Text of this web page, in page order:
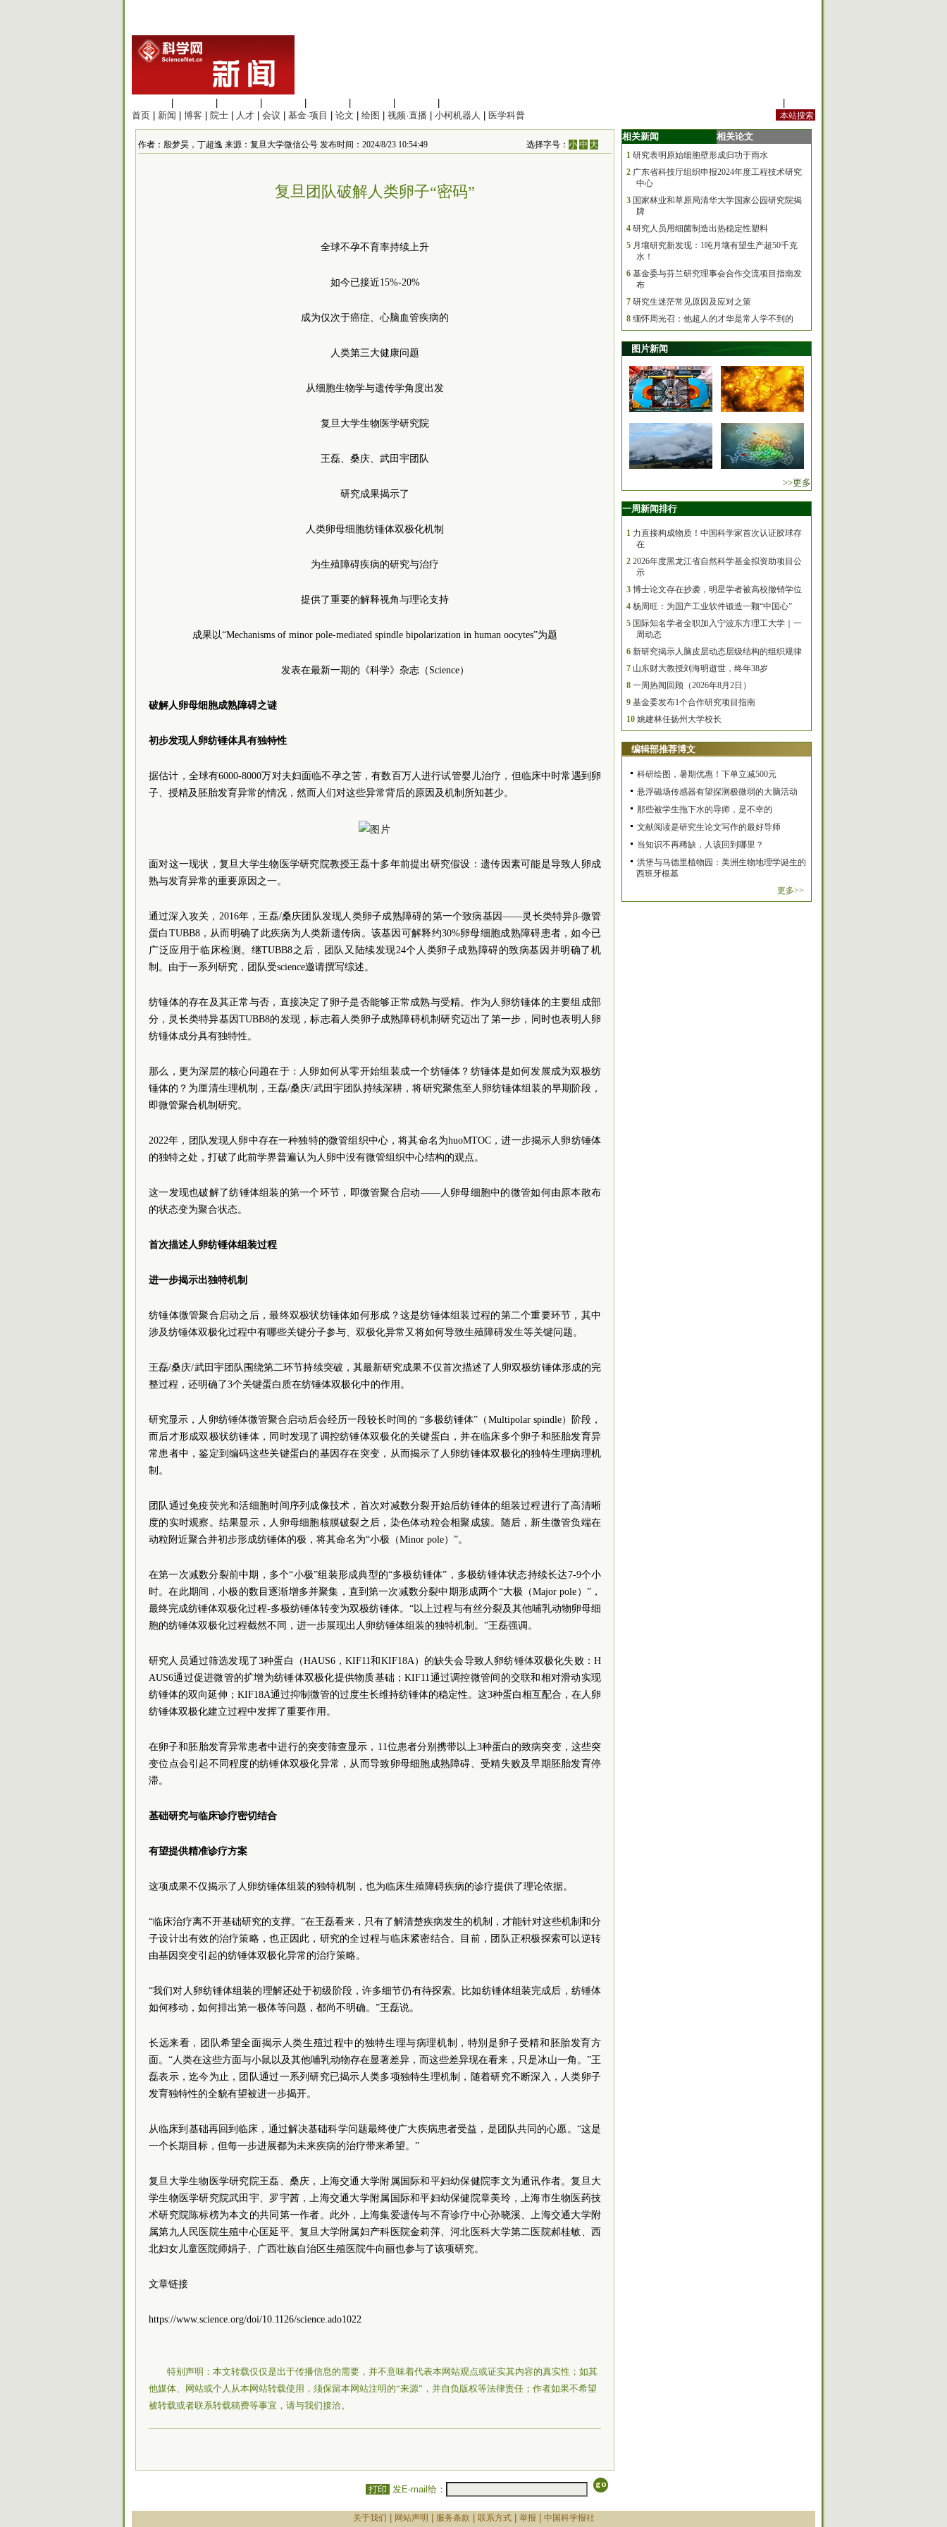
首页
新闻 博客 院士 人才 会议 基金·项目 论文 绘图 视频·直播 小柯机器人 医学科普
作者：殷梦昊，丁超逸 来源：复旦大学微信公号 发布时间：2024/8/23 10:54:49 选择字号：小 中 大
复旦团队破解人类卵子“密码”
全球不孕不育率持续上升
如今已接近15%-20%
成为仅次于癌症、心脑血管疾病的
人类第三大健康问题
从细胞生物学与遗传学角度出发
复旦大学生物医学研究院
王磊、桑庆、武田宇团队
研究成果揭示了
人类卵母细胞纺锤体双极化机制
为生殖障碍疾病的研究与治疗
提供了重要的解释视角与理论支持
成果以“Mechanisms of minor pole-mediated spindle bipolarization in human oocytes”为题
发表在最新一期的《科学》杂志（Science）
破解人卵母细胞成熟障碍之谜
初步发现人卵纺锤体具有独特性
据估计，全球有6000-8000万对夫妇面临不孕之苦，有数百万人进行试管婴儿治疗，但临床中时常遇到卵
子、授精及胚胎发育异常的情况，然而人们对这些异常背后的原因及机制所知甚少。
面对这一现状，复旦大学生物医学研究院教授王磊十多年前提出研究假设：遗传因素可能是导致人卵成
熟与发育异常的重要原因之一。
通过深入攻关，2016年，王磊/桑庆团队发现人类卵子成熟障碍的第一个致病基因——灵长类特异β-微管
蛋白TUBB8，从而明确了此疾病为人类新遗传病。该基因可解释约30%卵母细胞成熟障碍患者，如今已
广泛应用于临床检测。继TUBB8之后，团队又陆续发现24个人类卵子成熟障碍的致病基因并明确了机
制。由于一系列研究，团队受science邀请撰写综述。
纺锤体的存在及其正常与否，直接决定了卵子是否能够正常成熟与受精。作为人卵纺锤体的主要组成部
分，灵长类特异基因TUBB8的发现，标志着人类卵子成熟障碍机制研究迈出了第一步，同时也表明人卵
纺锤体成分具有独特性。
那么，更为深层的核心问题在于：人卵如何从零开始组装成一个纺锤体？纺锤体是如何发展成为双极纺
锤体的？为厘清生理机制，王磊/桑庆/武田宇团队持续深耕，将研究聚焦至人卵纺锤体组装的早期阶段，
即微管聚合机制研究。
2022年，团队发现人卵中存在一种独特的微管组织中心，将其命名为huoMTOC，进一步揭示人卵纺锤体
的独特之处，打破了此前学界普遍认为人卵中没有微管组织中心结构的观点。
这一发现也破解了纺锤体组装的第一个环节，即微管聚合启动——人卵母细胞中的微管如何由原本散布
的状态变为聚合状态。
首次描述人卵纺锤体组装过程
进一步揭示出独特机制
纺锤体微管聚合启动之后，最终双极状纺锤体如何形成？这是纺锤体组装过程的第二个重要环节，其中
涉及纺锤体双极化过程中有哪些关键分子参与、双极化异常又将如何导致生殖障碍发生等关键问题。
王磊/桑庆/武田宇团队围绕第二环节持续突破，其最新研究成果不仅首次描述了人卵双极纺锤体形成的完
整过程，还明确了3个关键蛋白质在纺锤体双极化中的作用。
研究显示，人卵纺锤体微管聚合启动后会经历一段较长时间的 “多极纺锤体”（Multipolar spindle）阶段，
而后才形成双极状纺锤体，同时发现了调控纺锤体双极化的关键蛋白，并在临床多个卵子和胚胎发育异
常患者中，鉴定到编码这些关键蛋白的基因存在突变，从而揭示了人卵纺锤体双极化的独特生理病理机
制。
团队通过免疫荧光和活细胞时间序列成像技术，首次对减数分裂开始后纺锤体的组装过程进行了高清晰
度的实时观察。结果显示，人卵母细胞核膜破裂之后，染色体动粒会相聚成簇。随后，新生微管负端在
动粒附近聚合并初步形成纺锤体的极，将其命名为“小极（Minor pole）”。
在第一次减数分裂前中期，多个“小极”组装形成典型的“多极纺锤体”，多极纺锤体状态持续长达7-9个小
时。在此期间，小极的数目逐渐增多并聚集，直到第一次减数分裂中期形成两个“大极（Major pole）”，
最终完成纺锤体双极化过程-多极纺锤体转变为双极纺锤体。“以上过程与有丝分裂及其他哺乳动物卵母细
胞的纺锤体双极化过程截然不同，进一步展现出人卵纺锤体组装的独特机制。”王磊强调。
研究人员通过筛选发现了3种蛋白（HAUS6，KIF11和KIF18A）的缺失会导致人卵纺锤体双极化失败：H
AUS6通过促进微管的扩增为纺锤体双极化提供物质基础；KIF11通过调控微管间的交联和相对滑动实现
纺锤体的双向延伸；KIF18A通过抑制微管的过度生长维持纺锤体的稳定性。这3种蛋白相互配合，在人卵
纺锤体双极化建立过程中发挥了重要作用。
在卵子和胚胎发育异常患者中进行的突变筛查显示，11位患者分别携带以上3种蛋白的致病突变，这些突
变位点会引起不同程度的纺锤体双极化异常，从而导致卵母细胞成熟障碍、受精失败及早期胚胎发育停
滞。
基础研究与临床诊疗密切结合
有望提供精准诊疗方案
这项成果不仅揭示了人卵纺锤体组装的独特机制，也为临床生殖障碍疾病的诊疗提供了理论依据。
“临床治疗离不开基础研究的支撑。”在王磊看来，只有了解清楚疾病发生的机制，才能针对这些机制和分
子设计出有效的治疗策略，也正因此，研究的全过程与临床紧密结合。目前，团队正积极探索可以逆转
由基因突变引起的纺锤体双极化异常的治疗策略。
“我们对人卵纺锤体组装的理解还处于初级阶段，许多细节仍有待探索。比如纺锤体组装完成后，纺锤体
如何移动，如何排出第一极体等问题，都尚不明确。”王磊说。
长远来看，团队希望全面揭示人类生殖过程中的独特生理与病理机制，特别是卵子受精和胚胎发育方
面。“人类在这些方面与小鼠以及其他哺乳动物存在显著差异，而这些差异现在看来，只是冰山一角。”王
磊表示，迄今为止，团队通过一系列研究已揭示人类多项独特生理机制，随着研究不断深入，人类卵子
发育独特性的全貌有望被进一步揭开。
从临床到基础再回到临床，通过解决基础科学问题最终使广大疾病患者受益，是团队共同的心愿。“这是
一个长期目标，但每一步进展都为未来疾病的治疗带来希望。”
复旦大学生物医学研究院王磊、桑庆，上海交通大学附属国际和平妇幼保健院李文为通讯作者。复旦大
学生物医学研究院武田宇、罗宇茜，上海交通大学附属国际和平妇幼保健院章美玲，上海市生物医药技
术研究院陈标榜为本文的共同第一作者。此外，上海集爱遗传与不育诊疗中心孙晓溪、上海交通大学附
属第九人民医院生殖中心匡延平、复旦大学附属妇产科医院金莉萍、河北医科大学第二医院郝桂敏、西
北妇女儿童医院师娟子、广西壮族自治区生殖医院牛向丽也参与了该项研究。
文章链接
https://www.science.org/doi/10.1126/science.ado1022
特别声明：本文转载仅仅是出于传播信息的需要，并不意味着代表本网站观点或证实其内容的真实性；如其
他媒体、网站或个人从本网站转载使用，须保留本网站注明的“来源”，并自负版权等法律责任；作者如果不希望
被转载或者联系转载稿费等事宜，请与我们接洽。
打印 发E-mail给：
相关新闻 相关论文
1 研究表明原始细胞壁形成归功于雨水
2 广东省科技厅组织申报2024年度工程技术研究
中心
3 国家林业和草原局清华大学国家公园研究院揭
牌
4 研究人员用细菌制造出热稳定性塑料
5 月壤研究新发现：1吨月壤有望生产超50千克
水！
6 基金委与芬兰研究理事会合作交流项目指南发
布
7 研究生迷茫常见原因及应对之策
8 缅怀周光召：他超人的才华是常人学不到的
图片新闻
>>更多
一周新闻排行
1 力直接构成物质！中国科学家首次认证胶球存
在
2 2026年度黑龙江省自然科学基金拟资助项目公
示
3 博士论文存在抄袭，明星学者被高校撤销学位
4 杨周旺：为国产工业软件锻造一颗“中国心”
5 国际知名学者全职加入宁波东方理工大学｜一
周动态
6 新研究揭示人脑皮层动态层级结构的组织规律
7 山东财大教授刘海明逝世，终年38岁
8 一周热闻回顾（2026年8月2日）
9 基金委发布1个合作研究项目指南
10 姚建林任扬州大学校长
编辑部推荐博文
科研绘图，暑期优惠！下单立减500元
悬浮磁场传感器有望探测极微弱的大脑活动
那些被学生拖下水的导师，是不幸的
文献阅读是研究生论文写作的最好导师
当知识不再稀缺，人该回到哪里？
洪堡与马德里植物园：美洲生物地理学诞生的
西班牙根基
更多>>
关于我们 网站声明 服务条款 联系方式| 举报 中国科学报社